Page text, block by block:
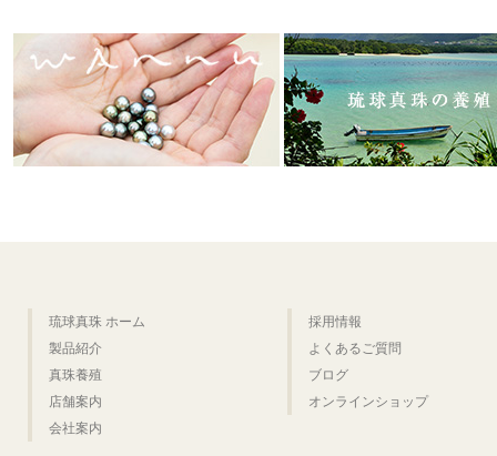
琉球真珠 ホーム
製品紹介
真珠養殖
店舗案内
会社案内
採用情報
よくあるご質問
ブログ
オンラインショップ